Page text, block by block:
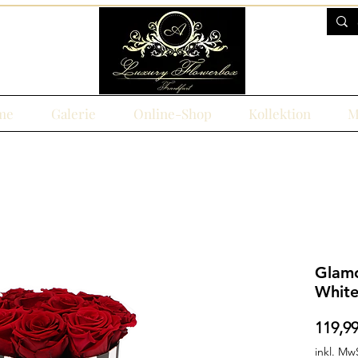
Galerie Online-Shop Kollektion
inkl.